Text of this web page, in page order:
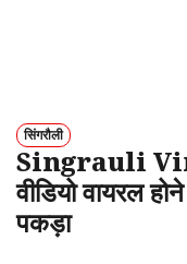
सिंगरौली
Singrauli
वीडियो वायरल
पकड़ा